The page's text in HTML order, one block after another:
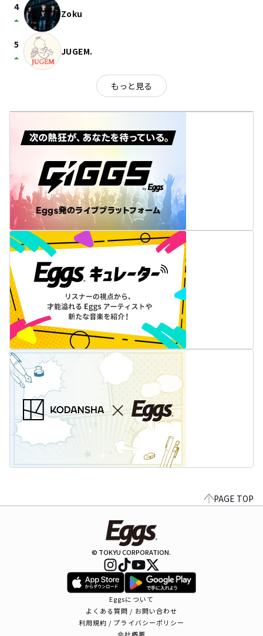
4
arrow_drop_up Zoku
5
arrow_drop_up JUGEM.
もっと見る
PAGE TOP
© TOKYU CORPORATION.
Eggsについて
よくある質問 / お問い合わせ
利用規約 / プライバシーポリシー